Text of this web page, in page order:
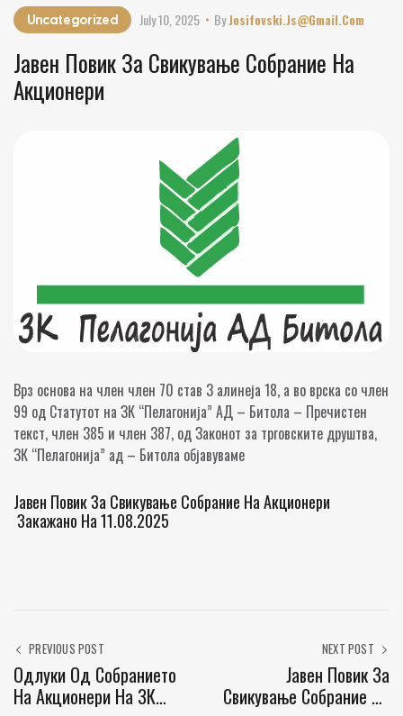
Uncategorized ByJosifovski.js@gmail.com
July 10, 2025
Јавен Повик За Свикување Собрание На
Акционери
Врз основа на член член 70 став 3 алинеја 18, а во врска со член
99 од Статутот на ЗК “Пелагонија” АД – Битола – Пречистен
текст, член 385 и член 387, од Законот за трговските друштва,
ЗК “Пелагонија” ад – Битола објавуваме
Јавен Повик За Свикување Собрание На Акционери
Закажано На 11.08.2025
PREVIOUS POST
Одлуки Од Собранието
На Акционери На ЗК
NEXT POST
Јавен Повик За
Свикување Собрание На